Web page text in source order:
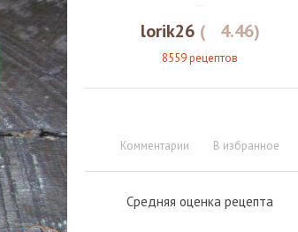
lorik26 ( 4.46)
8559 рецептов
Комментарии В избранное
Средняя оценка рецепта